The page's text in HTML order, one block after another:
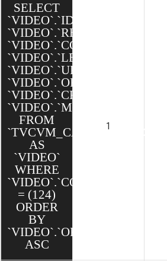
SELECT
`VIDEO`.`ID`,
`VIDEO`.`REL`,
`VIDEO`.`CONTENU_ID`,
`VIDEO`.`LEGENDE`,
`VIDEO`.`URL`,
`VIDEO`.`ORDRE`,
`VIDEO`.`CREATED`,
`VIDEO`.`MODIFIED`
FROM
`TVCVM_CAKE`.`VIDEOS`
AS
`VIDEO`
WHERE
`VIDEO`.`CONTENU_ID`
= (124)
ORDER
BY
`VIDEO`.`ORDRE`
ASC
1